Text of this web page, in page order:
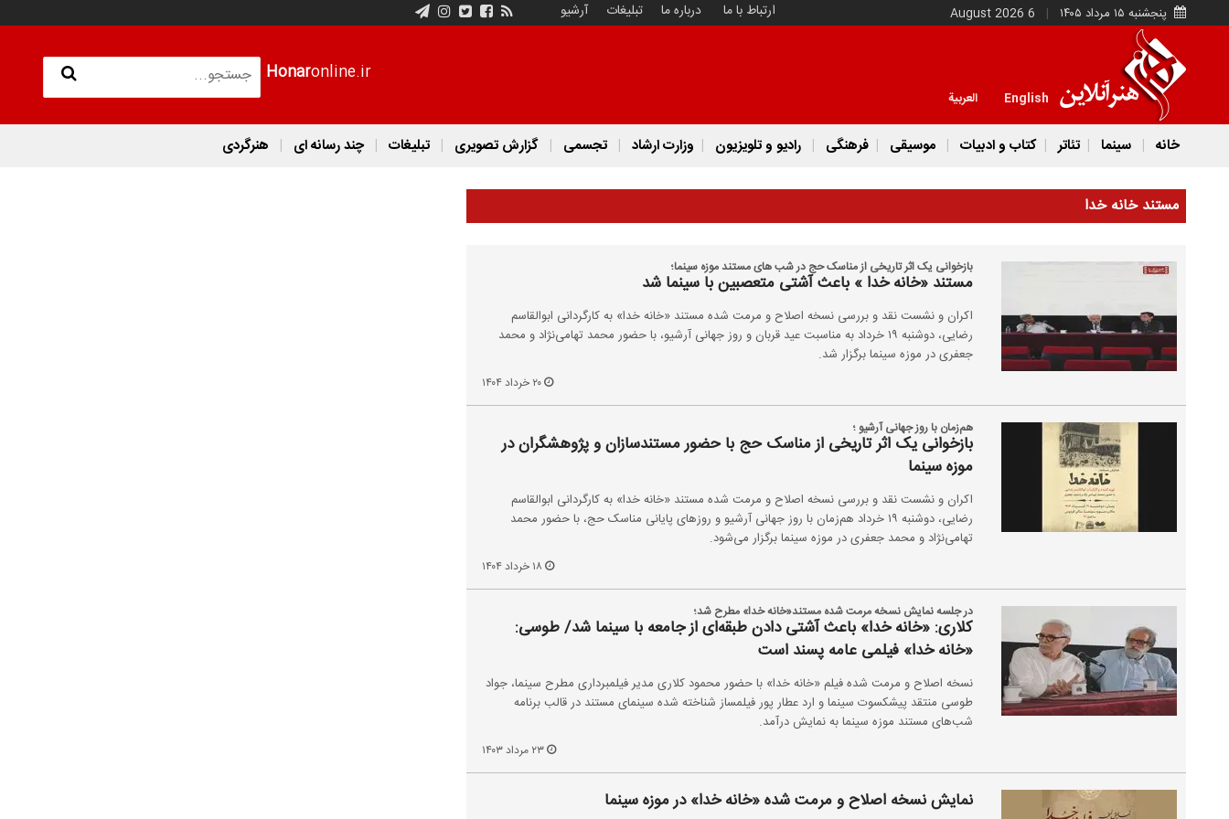
پنجشنبه ۱۵ مرداد ۱۴۰۵ 6 August 2026 ارتباط با ما درباره ما تبلیغات آرشیو
Honaronline.ir
English العربية
خانه سینما تئاتر کتاب و ادبیات موسیقی فرهنگی رادیو و تلویزیون وزارت ارشاد تجسمی گزارش تصویری تبلیغات چند رسانه ای هنرگردی
مستند خانه خدا
بازخوانی یک اثر تاریخی از مناسک حج در شب های مستند موزه سینما؛
مستند «خانه خدا » باعث آشتی متعصبین با سینما شد
اکران و نشست نقد و بررسی نسخه اصلاح و مرمت شده مستند «خانه خدا» به کارگردانی ابوالقاسم
رضایی، دوشنبه ۱۹ خرداد به مناسبت عید قربان و روز جهانی آرشیو، با حضور محمد تهامی‌نژاد و محمد
جعفری در موزه سینما برگزار شد.
۲۰ خرداد ۱۴۰۴
هم‌زمان با روز جهانی آرشیو ؛
بازخوانی یک اثر تاریخی از مناسک حج با حضور مستندسازان و پژوهشگران در
موزه سینما
اکران و نشست نقد و بررسی نسخه اصلاح و مرمت شده مستند «خانه خدا» به کارگردانی ابوالقاسم
رضایی، دوشنبه ۱۹ خرداد هم‌زمان با روز جهانی آرشیو و روز‌های پایانی مناسک حج، با حضور محمد
تهامی‌نژاد و محمد جعفری در موزه سینما برگزار می‌شود.
در جلسه نمایش نسخه مرمت شده مستند«خانه خدا» مطرح شد؛
کلاری: «خانه خدا» باعث آشتی دادن طبقه‌ای از جامعه با سینما شد/ طوسی:
«خانه خدا» فیلمی عامه پسند است
نسخه اصلاح و مرمت شده فیلم «خانه خدا» با حضور محمود کلاری مدیر فیلمبرداری مطرح سینما، جواد
طوسی منتقد پیشکسوت سینما و ارد عطار پور فیلمساز شناخته شده سینمای مستند در قالب برنامه
شب‌های مستند موزه سینما به نمایش درآمد.
۲۳ مرداد ۱۴۰۳
نمایش نسخه اصلاح و مرمت شده «خانه خدا» در موزه سینما